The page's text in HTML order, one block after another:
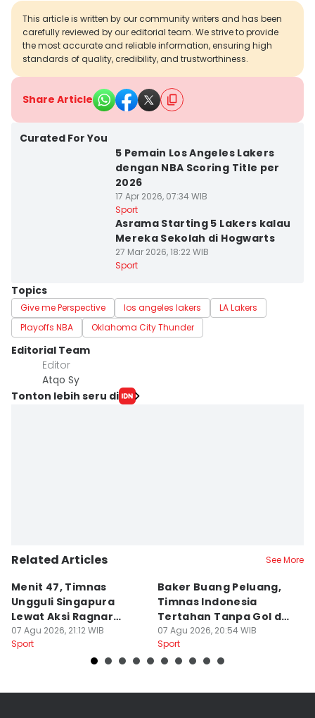
This article is written by our community writers and has been
carefully reviewed by our editorial team. We strive to provide
the most accurate and reliable information, ensuring high
standards of quality, credibility, and trustworthiness.
Share Article
Curated For You
5 Pemain Los Angeles Lakers
dengan NBA Scoring Title per
2026
17 Apr 2026, 07:34 WIB
Sport
Asrama Starting 5 Lakers kalau
Mereka Sekolah di Hogwarts
27 Mar 2026, 18:22 WIB
Sport
Topics
Give me Perspective los angeles lakers
LA Lakers
Playoffs NBA
Oklahoma City Thunder
Editorial Team
Editor
Atqo Sy
Tonton lebih seru di
Related Articles See More
Menit 47, Timnas
Ungguli Singapura
Lewat Aksi Ragnar
Oratmangoen
07 Agu 2026, 21:12 WIB
Sport
Baker Buang Peluang,
Timnas Indonesia
Tertahan Tanpa Gol di
Babak I
07 Agu 2026, 20:54 WIB
Sport